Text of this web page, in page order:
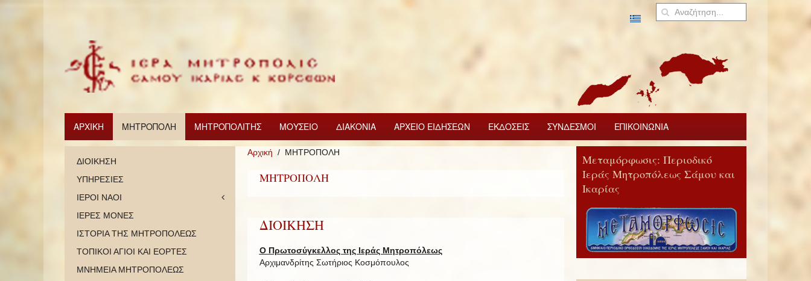
ΑΡΧΙΚΗ ΜΗΤΡΟΠΟΛΗ ΜΗΤΡΟΠΟΛΙΤΗΣ ΜΟΥΣΕΙΟ ΔΙΑΚΟΝΙΑ ΑΡΧΕΙΟ ΕΙΔΗΣΕΩΝ ΕΚΔΟΣΕΙΣ ΣΥΝΔΕΣΜΟΙ ΕΠΙΚΟΙΝΩΝΙΑ
Αρχική ΜΗΤΡΟΠΟΛΗ
ΜΗΤΡΟΠΟΛΗ
ΔΙΟΙΚΗΣΗ
Ο Πρωτοσύγκελλος της Ιεράς Μητροπόλεως
Αρχιμανδρίτης Σωτήριος Κοσμόπουλος
ΔΙΟΙΚΗΣΗ
ΥΠΗΡΕΣΙΕΣ
ΙΕΡΟΙ ΝΑΟΙ
ΙΕΡΕΣ ΜΟΝΕΣ
ΙΣΤΟΡΙΑ ΤΗΣ ΜΗΤΡΟΠΟΛΕΩΣ
ΤΟΠΙΚΟΙ ΑΓΙΟΙ ΚΑΙ ΕΟΡΤΕΣ
ΜΝΗΜΕΙΑ ΜΗΤΡΟΠΟΛΕΩΣ
Μεταμόρφωσις: Περιοδικό
Ιεράς Μητροπόλεως Σάμου και
Ικαρίας